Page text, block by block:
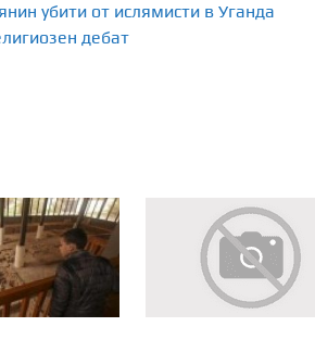
убити от ислямисти в Уганда
дебат